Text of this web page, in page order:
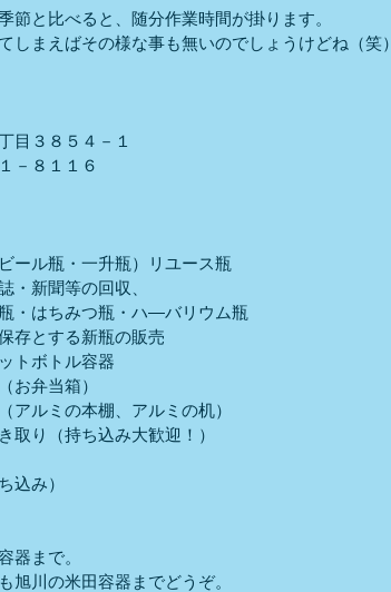
節と比べると、随分作業時間が掛ります。
しまえばその様な事も無いのでしょうけどね（笑）
目３８５４－１
－８１１６
ール瓶・一升瓶）リユース瓶
・新聞等の回収、
・はちみつ瓶・ハ―バリウム瓶
存とする新瓶の販売
トボトル容器
お弁当箱）
アルミの本棚、アルミの机）
り（持ち込み大歓迎！）
込み）
器まで。
旭川の米田容器までどうぞ。